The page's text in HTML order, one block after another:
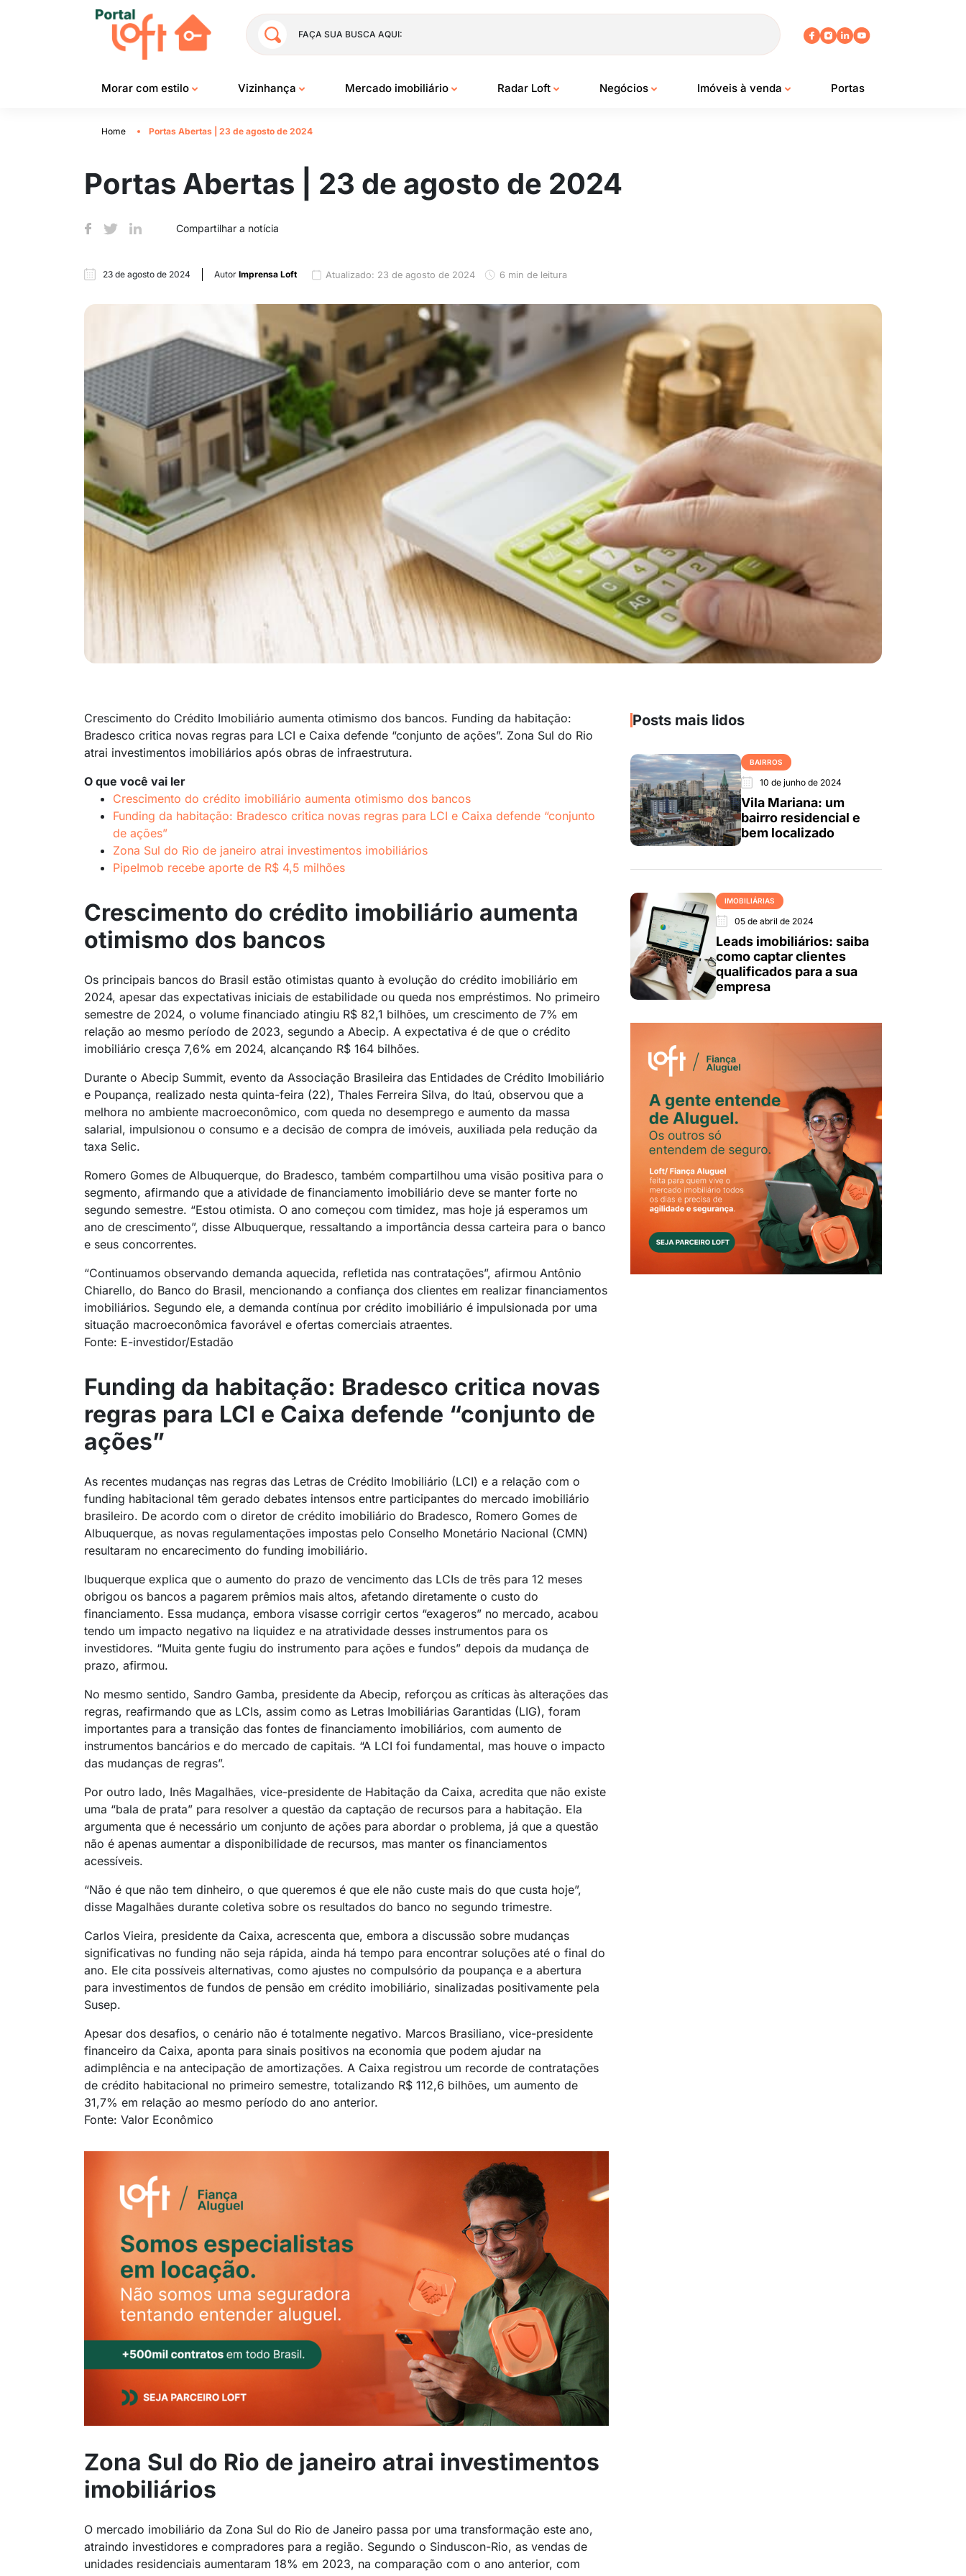
FAÇA SUA BUSCA AQUI:
Morar com estilo Vizinhança Mercado imobiliário Radar Loft Negócios Imóveis à venda Portas
Home Portas Abertas | 23 de agosto de 2024
Portas Abertas | 23 de agosto de 2024
Compartilhar a notícia
23 de agosto de 2024 Autor Imprensa Loft Atualizado: 23 de agosto de 2024 6 min de leitura
Crescimento do Crédito Imobiliário aumenta otimismo dos bancos. Funding da habitação:
Bradesco critica novas regras para LCI e Caixa defende “conjunto de ações”. Zona Sul do Rio
atrai investimentos imobiliários após obras de infraestrutura.
O que você vai ler
Crescimento do crédito imobiliário aumenta otimismo dos bancos
Funding da habitação: Bradesco critica novas regras para LCI e Caixa defende “conjunto
de ações”
Zona Sul do Rio de janeiro atrai investimentos imobiliários
PipeImob recebe aporte de R$ 4,5 milhões
Crescimento do crédito imobiliário aumenta
otimismo dos bancos
Os principais bancos do Brasil estão otimistas quanto à evolução do crédito imobiliário em
2024, apesar das expectativas iniciais de estabilidade ou queda nos empréstimos. No primeiro
semestre de 2024, o volume financiado atingiu R$ 82,1 bilhões, um crescimento de 7% em
relação ao mesmo período de 2023, segundo a Abecip. A expectativa é de que o crédito
imobiliário cresça 7,6% em 2024, alcançando R$ 164 bilhões.
Durante o Abecip Summit, evento da Associação Brasileira das Entidades de Crédito Imobiliário
e Poupança, realizado nesta quinta-feira (22), Thales Ferreira Silva, do Itaú, observou que a
melhora no ambiente macroeconômico, com queda no desemprego e aumento da massa
salarial, impulsionou o consumo e a decisão de compra de imóveis, auxiliada pela redução da
taxa Selic.
Romero Gomes de Albuquerque, do Bradesco, também compartilhou uma visão positiva para o
segmento, afirmando que a atividade de financiamento imobiliário deve se manter forte no
segundo semestre. “Estou otimista. O ano começou com timidez, mas hoje já esperamos um
ano de crescimento”, disse Albuquerque, ressaltando a importância dessa carteira para o banco
e seus concorrentes.
“Continuamos observando demanda aquecida, refletida nas contratações”, afirmou Antônio
Chiarello, do Banco do Brasil, mencionando a confiança dos clientes em realizar financiamentos
imobiliários. Segundo ele, a demanda contínua por crédito imobiliário é impulsionada por uma
situação macroeconômica favorável e ofertas comerciais atraentes.
Fonte: E-investidor/Estadão
Funding da habitação: Bradesco critica novas
regras para LCI e Caixa defende “conjunto de
ações”
As recentes mudanças nas regras das Letras de Crédito Imobiliário (LCI) e a relação com o
funding habitacional têm gerado debates intensos entre participantes do mercado imobiliário
brasileiro. De acordo com o diretor de crédito imobiliário do Bradesco, Romero Gomes de
Albuquerque, as novas regulamentações impostas pelo Conselho Monetário Nacional (CMN)
resultaram no encarecimento do funding imobiliário.
lbuquerque explica que o aumento do prazo de vencimento das LCIs de três para 12 meses
obrigou os bancos a pagarem prêmios mais altos, afetando diretamente o custo do
financiamento. Essa mudança, embora visasse corrigir certos “exageros” no mercado, acabou
tendo um impacto negativo na liquidez e na atratividade desses instrumentos para os
investidores. “Muita gente fugiu do instrumento para ações e fundos” depois da mudança de
prazo, afirmou.
No mesmo sentido, Sandro Gamba, presidente da Abecip, reforçou as críticas às alterações das
regras, reafirmando que as LCIs, assim como as Letras Imobiliárias Garantidas (LIG), foram
importantes para a transição das fontes de financiamento imobiliários, com aumento de
instrumentos bancários e do mercado de capitais. “A LCI foi fundamental, mas houve o impacto
das mudanças de regras”.
Por outro lado, Inês Magalhães, vice-presidente de Habitação da Caixa, acredita que não existe
uma “bala de prata” para resolver a questão da captação de recursos para a habitação. Ela
argumenta que é necessário um conjunto de ações para abordar o problema, já que a questão
não é apenas aumentar a disponibilidade de recursos, mas manter os financiamentos
acessíveis.
“Não é que não tem dinheiro, o que queremos é que ele não custe mais do que custa hoje”,
disse Magalhães durante coletiva sobre os resultados do banco no segundo trimestre.
Carlos Vieira, presidente da Caixa, acrescenta que, embora a discussão sobre mudanças
significativas no funding não seja rápida, ainda há tempo para encontrar soluções até o final do
ano. Ele cita possíveis alternativas, como ajustes no compulsório da poupança e a abertura
para investimentos de fundos de pensão em crédito imobiliário, sinalizadas positivamente pela
Susep.
Apesar dos desafios, o cenário não é totalmente negativo. Marcos Brasiliano, vice-presidente
financeiro da Caixa, aponta para sinais positivos na economia que podem ajudar na
adimplência e na antecipação de amortizações. A Caixa registrou um recorde de contratações
de crédito habitacional no primeiro semestre, totalizando R$ 112,6 bilhões, um aumento de
31,7% em relação ao mesmo período do ano anterior.
Fonte: Valor Econômico
Zona Sul do Rio de janeiro atrai investimentos
imobiliários
O mercado imobiliário da Zona Sul do Rio de Janeiro passa por uma transformação este ano,
atraindo investidores e compradores para a região. Segundo o Sinduscon-Rio, as vendas de
unidades residenciais aumentaram 18% em 2023, na comparação com o ano anterior, com
Posts mais lidos
BAIRROS
10 de junho de 2024
Vila Mariana: um
bairro residencial e
bem localizado
IMOBILIÁRIAS
05 de abril de 2024
Leads imobiliários: saiba
como captar clientes
qualificados para a sua
empresa